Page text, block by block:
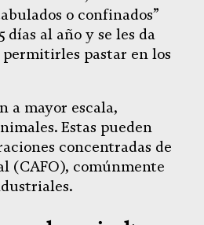
o confinados”
días al año y se les da
pastar en los
a mayor escala,
Estas pueden
concentradas de
(CAFO), comúnmente